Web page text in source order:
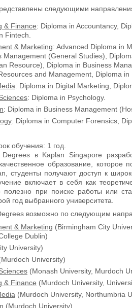
следующими
& Finance: Diploma in Accountancy,
Fintech.
& Marketing: Advanced Diploma in
Management (General Studies),
Resource), Diploma in Business
and Management, Diploma
: Diploma in Digital Marketing,
: Diploma in Psychology.
: Diploma in Business Management
: Diploma in Computer Forensics,
обучения: 1 год.
в Kaplan Singapore
образование, которое
студенты получают доступ к
включает в себя как
полезно при поиске работы или
год выбранного университета.
возможно по следующим
& Marketing (Birmingham City
Dublin)
University)
University)
(Monash University, Murdoch
& Finance (Murdoch University,
(Murdoch University, Northumbria
(Murdoch University)